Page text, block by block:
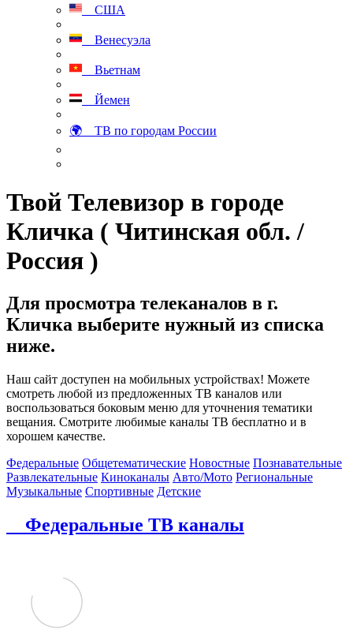
США
Венесуэла
Вьетнам
Йемен
🌍 ТВ по городам России
Твой Телевизор в городе
Кличка ( Читинская обл. /
Россия )
Для просмотра телеканалов в г.
Кличка выберите нужный из списка
ниже.
Наш сайт доступен на мобильных устройствах! Можете
смотреть любой из предложенных ТВ каналов или
воспользоваться боковым меню для уточнения тематики
вещания. Смотрите любимые каналы ТВ бесплатно и в
хорошем качестве.
Федеральные Общетематические Новостные Познавательные
Развлекательные Киноканалы Авто/Мото Региональные
Музыкальные Спортивные Детские
Федеральные ТВ каналы